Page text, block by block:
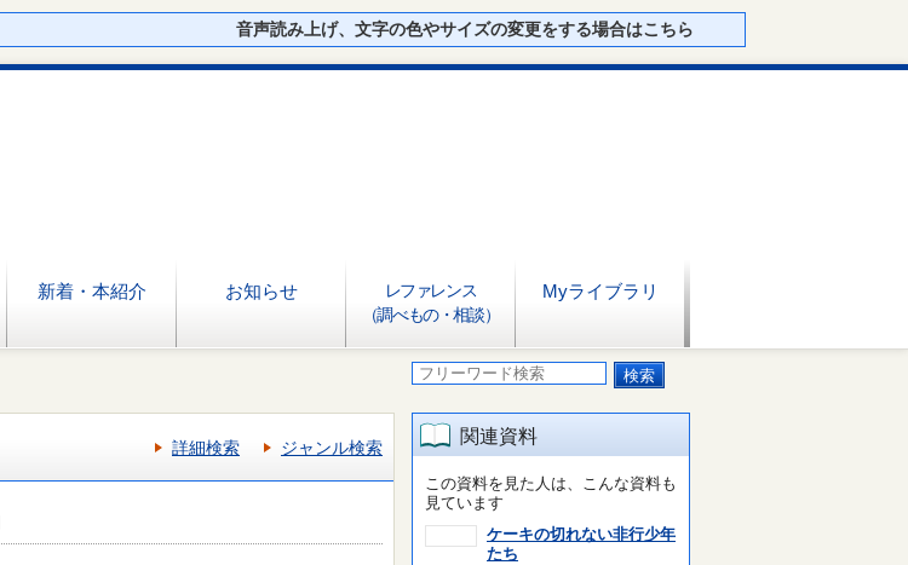
音声読み上げ、文字の色やサイズの変更をする場合はこちら
新着・本紹介 お知らせ
レファレンス
（調べもの・相談）
Myライブラリ
詳細検索 ジャンル検索
関連資料
この資料を見た人は、こんな資料も
見ています
ケーキの切れない非行少年
たち